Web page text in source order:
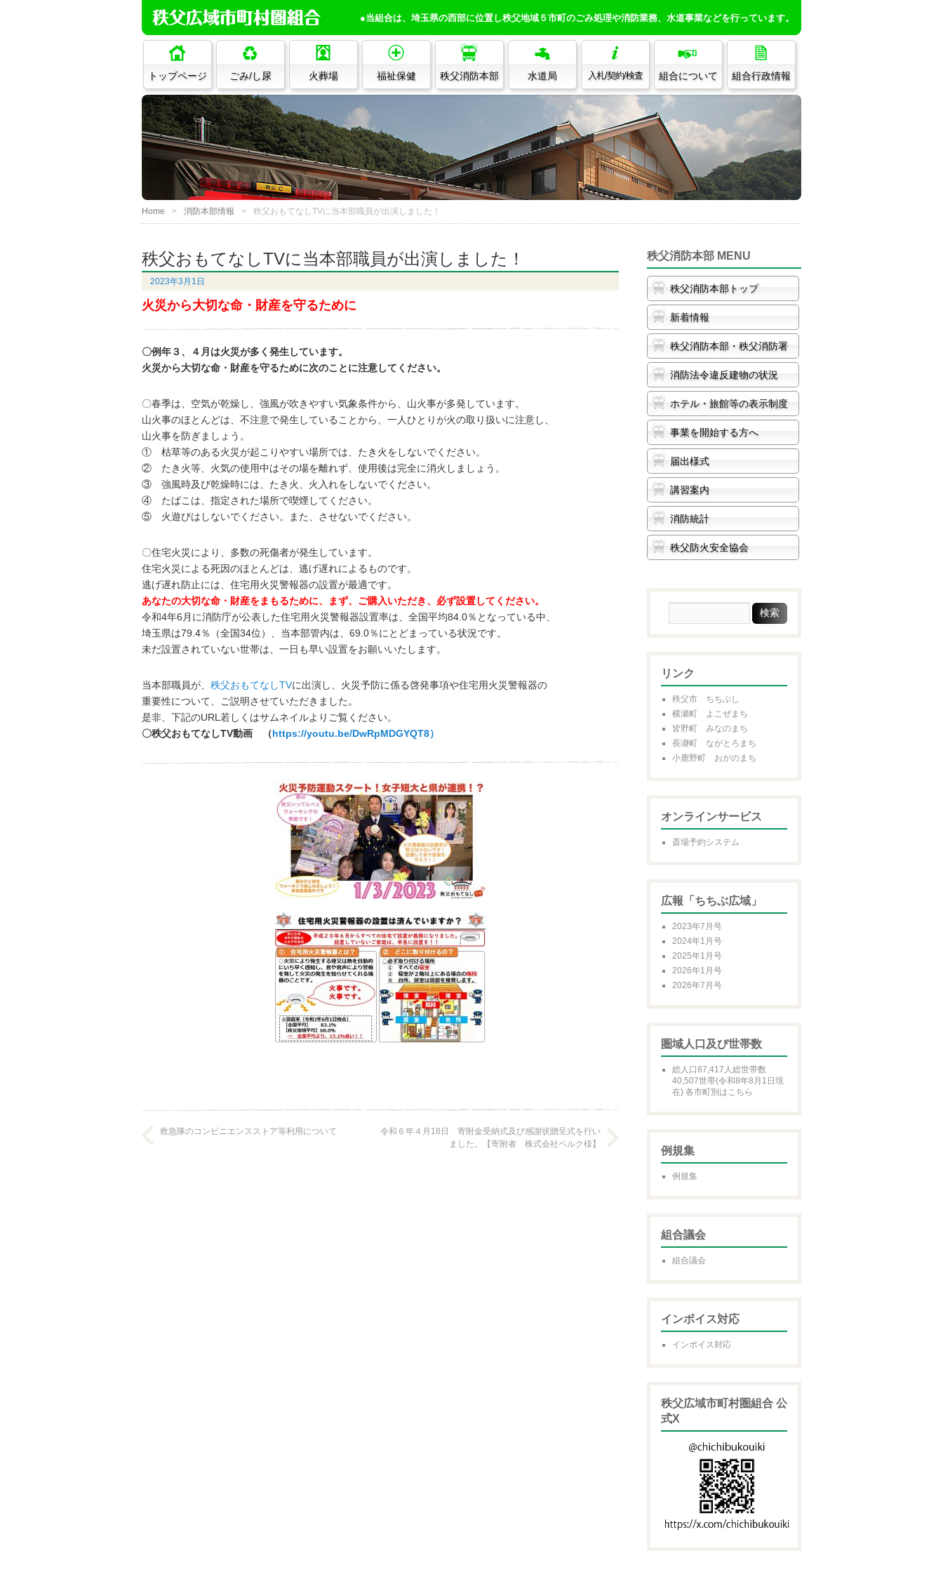
●当組合は、埼玉県の西部に位置し秩父地域５市町のごみ処理や消防業務、水道事業などを行っています。
トップページ ごみ/し尿 火葬場 福祉保健 秩父消防本部 水道局 入札/契約/検査 組合について 組合行政情報
Home 消防本部情報 秩父おもてなしTVに当本部職員が出演しました！
秩父おもてなしTVに当本部職員が出演しました！
2023年3月1日
火災から大切な命・財産を守るために
〇例年３、４月は火災が多く発生しています。
火災から大切な命・財産を守るために次のことに注意してください。
〇春季は、空気が乾燥し、強風が吹きやすい気象条件から、山火事が多発しています。
山火事のほとんどは、不注意で発生していることから、一人ひとりが火の取り扱いに注意し、
山火事を防ぎましょう。
① 枯草等のある火災が起こりやすい場所では、たき火をしないでください。
② たき火等、火気の使用中はその場を離れず、使用後は完全に消火しましょう。
③ 強風時及び乾燥時には、たき火、火入れをしないでください。
④ たばこは、指定された場所で喫煙してください。
⑤ 火遊びはしないでください。また、させないでください。
〇住宅火災により、多数の死傷者が発生しています。
住宅火災による死因のほとんどは、逃げ遅れによるものです。
逃げ遅れ防止には、住宅用火災警報器の設置が最適です。
あなたの大切な命・財産をまもるために、まず、ご購入いただき、必ず設置してください。
令和4年6月に消防庁が公表した住宅用火災警報器設置率は、全国平均84.0％となっている中、
埼玉県は79.4％（全国34位）、当本部管内は、69.0％にとどまっている状況です。
未だ設置されていない世帯は、一日も早い設置をお願いいたします。
当本部職員が、 秩父おもてなしTVに出演し、火災予防に係る啓発事項や住宅用火災警報器の
重要性について、ご説明させていただきました。
是非、下記のURL若しくはサムネイルよりご覧ください。
〇秩父おもてなしTV動画 （https://youtu.be/DwRpMDGYQT8）
救急隊のコンビニエンスストア等利用について
令和６年４月18日 寄附金受納式及び感謝状贈呈式を行い
ました。【寄附者 株式会社ベルク様】
秩父消防本部 MENU
秩父消防本部トップ
新着情報
秩父消防本部・秩父消防署
消防法令違反建物の状況
ホテル・旅館等の表示制度
事業を開始する方へ
届出様式
講習案内
消防統計
秩父防火安全協会
リンク
秩父市 ちちぶし
横瀬町 よこぜまち
皆野町 みなのまち
長瀞町 ながとろまち
小鹿野町 おがのまち
オンラインサービス
斎場予約システム
広報「ちちぶ広域」
2023年7月号
2024年1月号
2025年1月号
2026年1月号
2026年7月号
圏域人口及び世帯数
総人口87,417人総世帯数
40,507世帯(令和8年8月1日現
在) 各市町別はこちら
例規集
例規集
組合議会
組合議会
インボイス対応
インボイス対応
秩父広域市町村圏組合 公
式X